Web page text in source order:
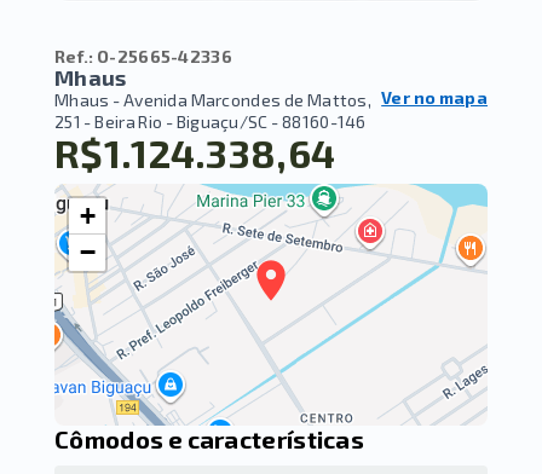
Ref.: O-25665-42336
Mhaus
Mhaus -Avenida Marcondes de Mattos,
251 - Beira Rio - Biguaçu/SC - 88160-146
Ver no mapa
R$1.124.338,64
+
−
Cômodos e características